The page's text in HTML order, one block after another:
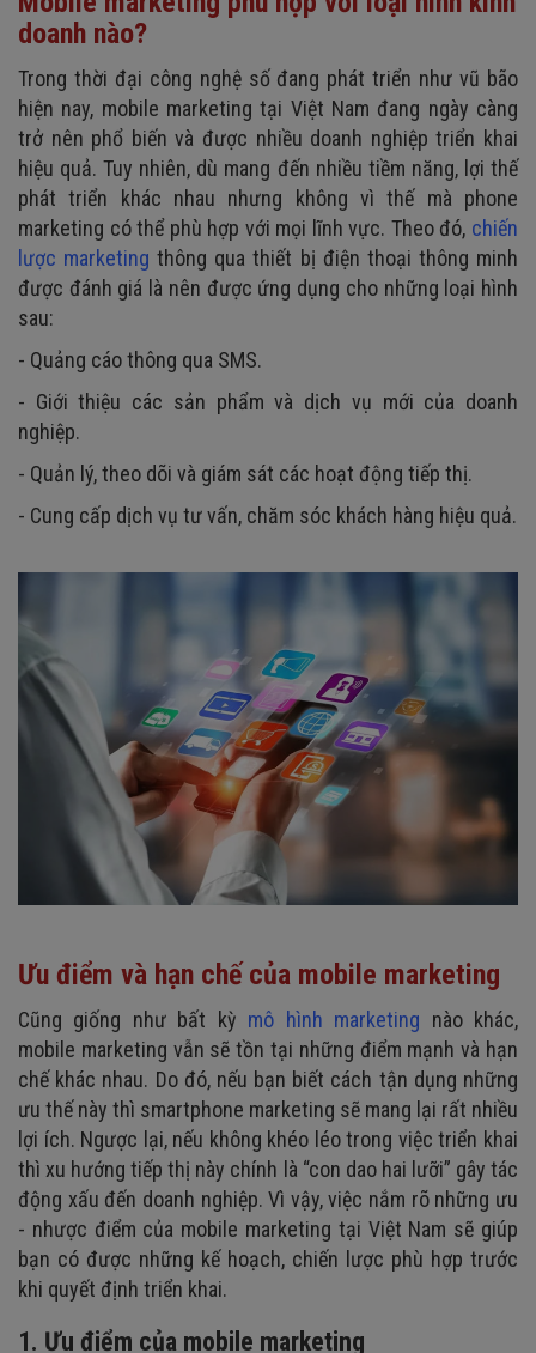
doanh nào?
Trong thời đại công nghệ số đang phát triển như vũ bão
hiện nay, mobile marketing tại Việt Nam đang ngày càng
trở nên phổ biến và được nhiều doanh nghiệp triển khai
hiệu quả. Tuy nhiên, dù mang đến nhiều tiềm năng, lợi thế
phát triển khác nhau nhưng không vì thế mà phone
marketing có thể phù hợp với mọi lĩnh vực. Theo đó, chiến
lược marketing thông qua thiết bị điện thoại thông minh
được đánh giá là nên được ứng dụng cho những loại hình
sau:
- Quảng cáo thông qua SMS.
- Giới thiệu các sản phẩm và dịch vụ mới của doanh
nghiệp.
- Quản lý, theo dõi và giám sát các hoạt động tiếp thị.
- Cung cấp dịch vụ tư vấn, chăm sóc khách hàng hiệu quả.
Ưu điểm và hạn chế của mobile marketing
Cũng giống như bất kỳ mô hình marketing nào khác,
mobile marketing vẫn sẽ tồn tại những điểm mạnh và hạn
chế khác nhau. Do đó, nếu bạn biết cách tận dụng những
ưu thế này thì smartphone marketing sẽ mang lại rất nhiều
lợi ích. Ngược lại, nếu không khéo léo trong việc triển khai
thì xu hướng tiếp thị này chính là “con dao hai lưỡi” gây tác
động xấu đến doanh nghiệp. Vì vậy, việc nắm rõ những ưu
- nhược điểm của mobile marketing tại Việt Nam sẽ giúp
bạn có được những kế hoạch, chiến lược phù hợp trước
khi quyết định triển khai.
1. Ưu điểm của mobile marketing